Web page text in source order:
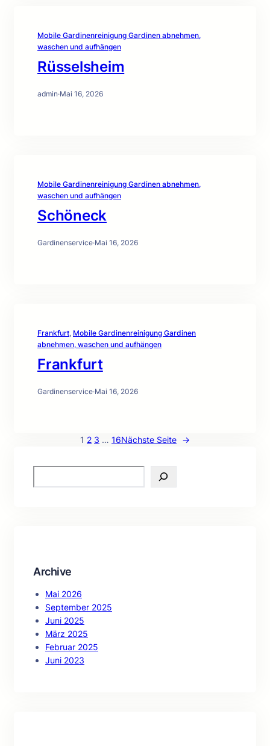
Mobile Gardinenreinigung Gardinen abnehmen,
waschen und aufhängen
Rüsselsheim
admin·Mai 16, 2026
Mobile Gardinenreinigung Gardinen abnehmen,
waschen und aufhängen
Schöneck
Gardinenservice·Mai 16, 2026
Frankfurt, Mobile Gardinenreinigung Gardinen
abnehmen, waschen und aufhängen
Frankfurt
Gardinenservice·Mai 16, 2026
1 2 3 … 16Nächste Seite →
e
Archive
Mai 2026
September 2025
Juni 2025
März 2025
Februar 2025
Juni 2023